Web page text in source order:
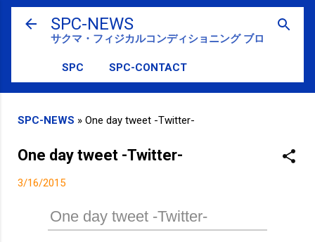
スキップしてメイン コンテンツに移動
SPC-NEWS
サクマ・フィジカルコンディショニング ブログ
SPC SPC-CONTACT
SPC-NEWS » One day tweet -Twitter-
One day tweet -Twitter-
3/16/2015
One day tweet -Twitter-